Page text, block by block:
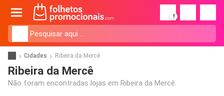
!
Cidades Ribeira da Mercê
Ribeira da Mercê
Não foram encontradas lojas em Ribeira da Mercê.